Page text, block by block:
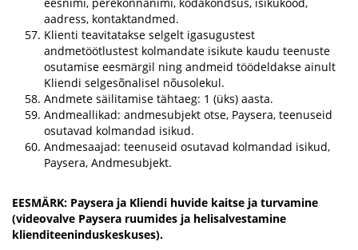
aadress, kontaktandmed.
Klienti teavitatakse selgelt igasugustest
andmetöötlustest kolmandate isikute kaudu teenuste
osutamise eesmärgil ning andmeid töödeldakse ainult
Kliendi selgesõnalisel nõusolekul.
Andmete säilitamise tähtaeg: 1 (üks) aasta.
Andmeallikad: andmesubjekt otse, Paysera, teenuseid
osutavad kolmandad isikud.
Andmesaajad: teenuseid osutavad kolmandad isikud,
Paysera, Andmesubjekt.
EESMÄRK: Paysera ja Kliendi huvide kaitse ja turvamine
(videovalve Paysera ruumides ja helisalvestamine
klienditeeninduskeskuses).